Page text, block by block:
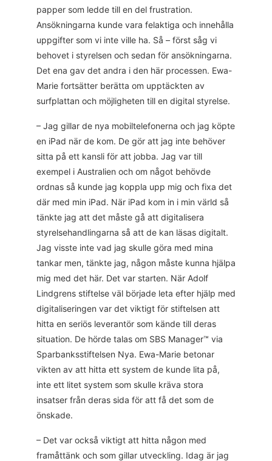
papper som ledde till en del frustration.
Ansökningarna kunde vara felaktiga och innehålla
uppgifter som vi inte ville ha. Så – först såg vi
behovet i styrelsen och sedan för ansökningarna.
Det ena gav det andra i den här processen. Ewa-
Marie fortsätter berätta om upptäckten av
surfplattan och möjligheten till en digital styrelse.
– Jag gillar de nya mobiltelefonerna och jag köpte
en iPad när de kom. De gör att jag inte behöver
sitta på ett kansli för att jobba. Jag var till
exempel i Australien och om något behövde
ordnas så kunde jag koppla upp mig och fixa det
där med min iPad. När iPad kom in i min värld så
tänkte jag att det måste gå att digitalisera
styrelsehandlingarna så att de kan läsas digitalt.
Jag visste inte vad jag skulle göra med mina
tankar men, tänkte jag, någon måste kunna hjälpa
mig med det här. Det var starten. När Adolf
Lindgrens stiftelse väl började leta efter hjälp med
digitaliseringen var det viktigt för stiftelsen att
hitta en seriös leverantör som kände till deras
situation. De hörde talas om SBS Manager™ via
Sparbanksstiftelsen Nya. Ewa-Marie betonar
vikten av att hitta ett system de kunde lita på,
inte ett litet system som skulle kräva stora
insatser från deras sida för att få det som de
önskade.
– Det var också viktigt att hitta någon med
framåttänk och som gillar utveckling. Idag är jag